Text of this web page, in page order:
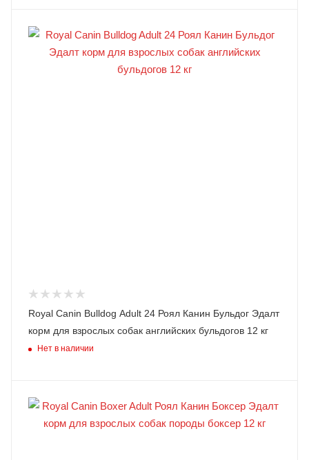
Royal Canin Bulldog Adult 24 Роял Канин Бульдог Эдалт
корм для взрослых собак английских бульдогов 12 кг
Нет в наличии